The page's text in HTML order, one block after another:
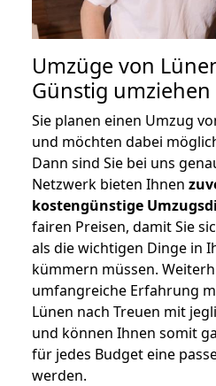
Umzüge von
Günstig umziehen
Sie planen einen Umzug
und möchten dabei
Dann sind Sie bei uns
Netzwerk bieten Ihnen
kostengünstige
fairen Preisen, damit Sie
als die wichtigen Dinge in
kümmern müssen.
umfangreiche Erfahrung
Lünen nach Treuen mit
und können Ihnen somit
für jedes Budget eine
werden.